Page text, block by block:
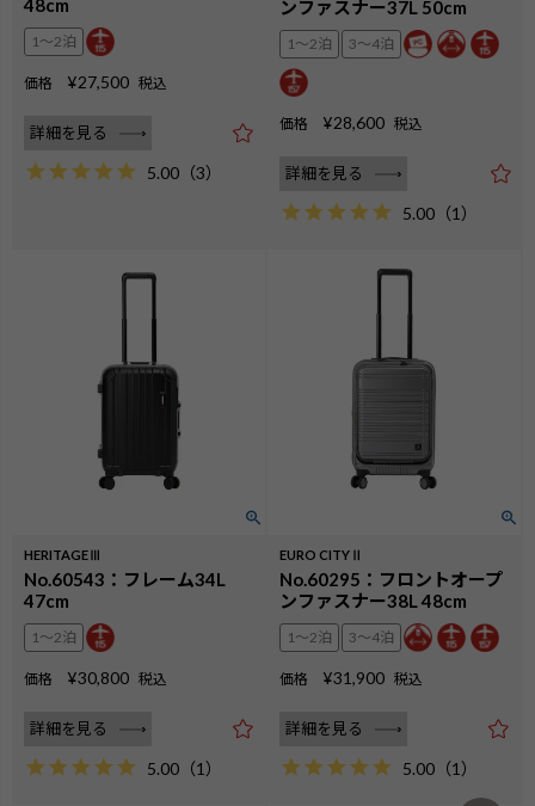
48cm
1〜2泊
価格 ¥27,500 税込
詳細を見る
5.00 （3）
ンファスナー37L 50cm
1〜2泊 3〜4泊
価格 ¥28,600 税込
詳細を見る
5.00 （1）
HERITAGEⅢ
No.60543：フレーム34L
47cm
1〜2泊
価格 ¥30,800 税込
詳細を見る
5.00 （1）
EURO CITYⅡ
No.60295：フロントオープ
ンファスナー38L 48cm
1〜2泊 3〜4泊
価格 ¥31,900 税込
詳細を見る
5.00 （1）